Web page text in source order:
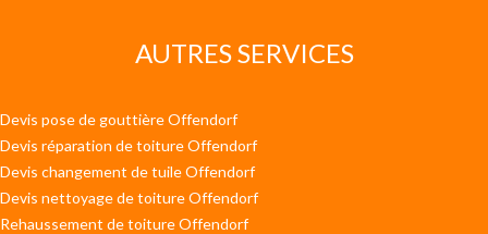
AUTRES SERVICES
Devis pose de gouttière Offendorf
Devis réparation de toiture Offendorf
Devis changement de tuile Offendorf
Devis nettoyage de toiture Offendorf
Rehaussement de toiture Offendorf